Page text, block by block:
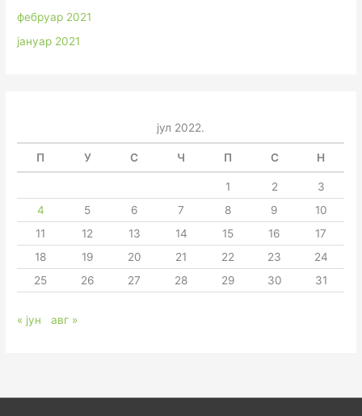
фебруар 2021
јануар 2021
јул 2022.
П У С Ч П С Н
1 2
3
4
5 6 7 8 9
10
11
12 13 14 15 16
17
18
19 20 21 22 23
24
25
26 27 28 29 30 31
« јун авг »